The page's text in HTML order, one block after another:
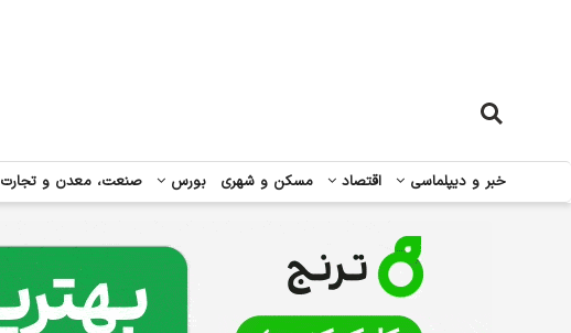
خبر و دیپلماسی اقتصاد مسکن و شهری بورس صنعت، معدن و تجارت